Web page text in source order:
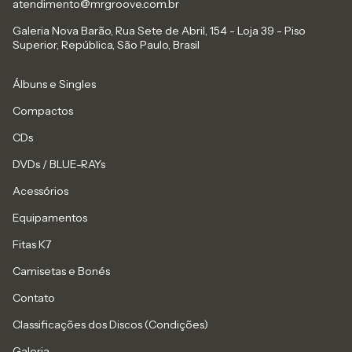
atendimento@mrgroove.com.br
Galeria Nova Barão, Rua Sete de Abril, 154 - Loja 39 - Piso
Superior, República, São Paulo, Brasil
Álbuns e Singles
Compactos
CDs
DVDs / BLUE-RAYs
Acessórios
Equipamentos
Fitas K7
Camisetas e Bonés
Contato
Classificações dos Discos (Condições)